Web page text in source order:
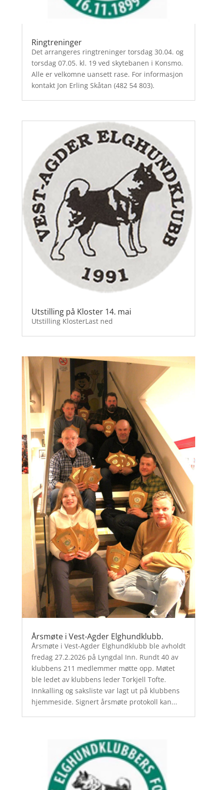
Ringtreninger
Det arrangeres ringtreninger torsdag 30.04. og
torsdag 07.05. kl. 19 ved skytebanen i Konsmo.
Alle er velkomne uansett rase. For informasjon
kontakt Jon Erling Skåtan (482 54 803).
Utstilling på Kloster 14. mai
Utstilling KlosterLast ned
Årsmøte i Vest-Agder Elghundklubb.
Årsmøte i Vest-Agder Elghundklubb ble avholdt
fredag 27.2.2026 på Lyngdal Inn. Rundt 40 av
klubbens 211 medlemmer møtte opp. Møtet
ble ledet av klubbens leder Torkjell Tofte.
Innkalling og saksliste var lagt ut på klubbens
hjemmeside. Signert årsmøte protokoll kan...